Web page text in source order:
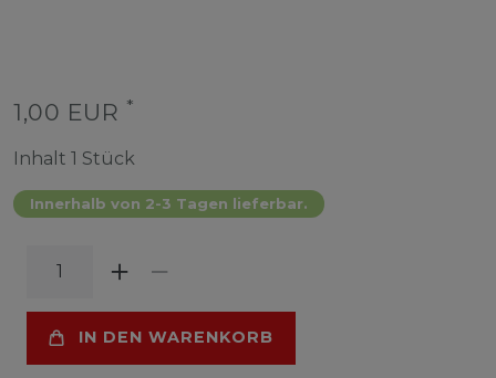
1,00 EUR *
Inhalt 1 Stück
Innerhalb von 2-3 Tagen lieferbar.
IN DEN WARENKORB